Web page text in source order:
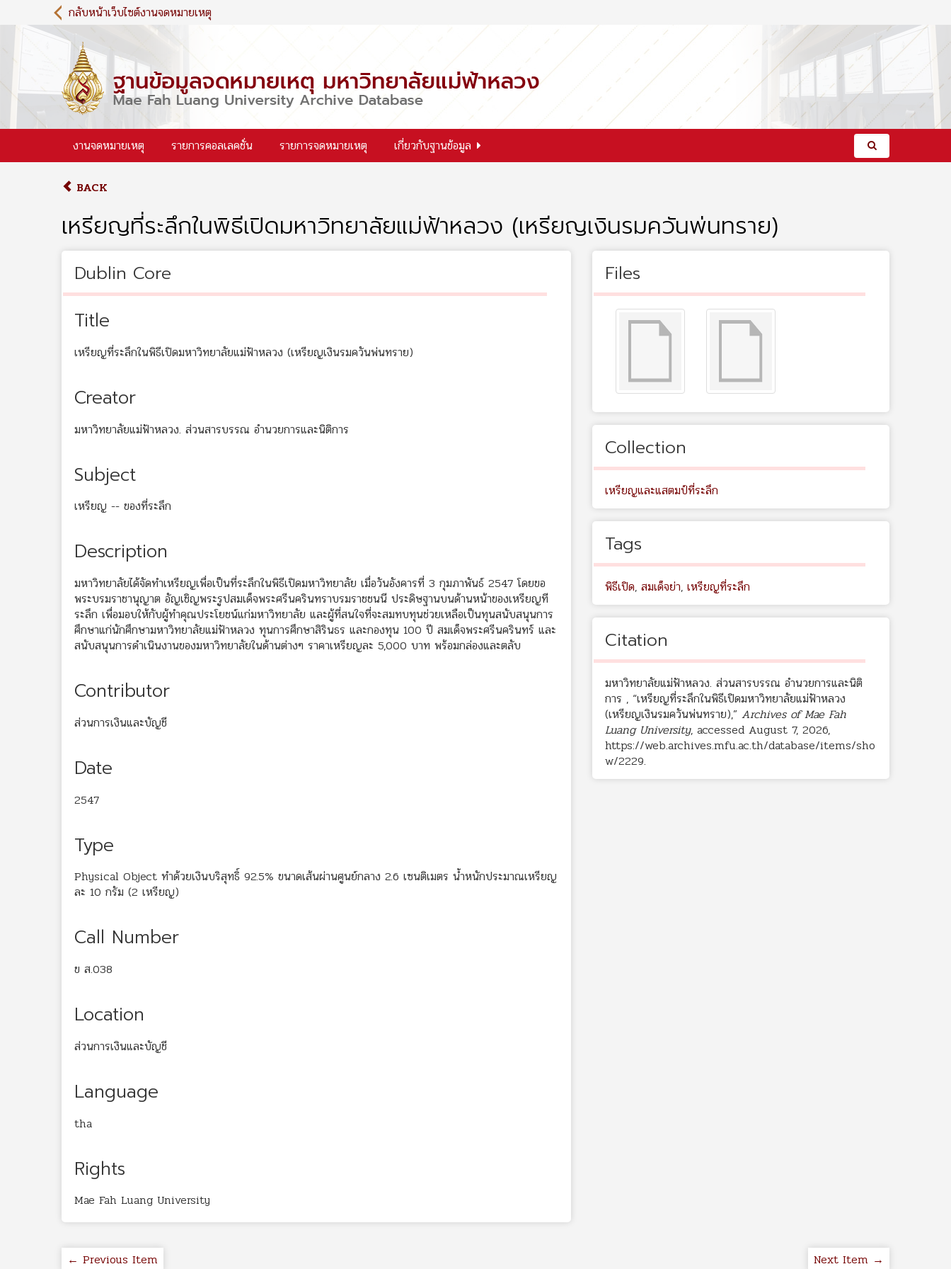
i
c
กลับหน้าเว็บไซต์งานจดหมายเหตุ
งานจดหมายเหตุ รายการคอลเลคชั่น รายการจดหมายเหตุ เกี่ยวกับฐานข้อมูล
BACK
เหรียญที่ระลึกในพิธีเปิดมหาวิทยาลัยแม่ฟ้าหลวง (เหรียญเงินรมควันพ่นทราย)
Dublin Core
Title
เหรียญที่ระลึกในพิธีเปิดมหาวิทยาลัยแม่ฟ้าหลวง (เหรียญเงินรมควันพ่นทราย)
Creator
มหาวิทยาลัยแม่ฟ้าหลวง. ส่วนสารบรรณ อำนวยการและนิติการ
Subject
เหรียญ -- ของที่ระลึก
Description
มหาวิทยาลัยได้จัดทำเหรียญเพื่อเป็นที่ระลึกในพิธีเปิดมหาวิทยาลัย เมื่อวันอังคารที่ 3 กุมภาพันธ์ 2547 โดยขอ
พระบรมราชานุญาต อัญเชิญพระรูปสมเด็จพระศรีนครินทราบรมราชชนนี ประดิษฐานบนด้านหน้าของเหรียญที
ระลึก เพื่อมอบให้กับผู้ทำคุณประโยชน์แก่มหาวิทยาลัย และผู้ที่สนใจที่จะสมทบทุนช่วยเหลือเป็นทุนสนับสนุนการ
ศึกษาแก่นักศึกษามหาวิทยาลัยแม่ฟ้าหลวง ทุนการศึกษาสิรินธร และกองทุน 100 ปี สมเด็จพระศรีนครินทร์ และ
สนับสนุนการดำเนินงานของมหาวิทยาลัยในด้านต่างๆ ราคาเหรียญละ 5,000 บาท พร้อมกล่องและตลับ
Contributor
ส่วนการเงินและบัญชี
Date
2547
Type
Physical Object ทำด้วยเงินบริสุทธิ์ 92.5% ขนาดเส้นผ่านศูนย์กลาง 2.6 เซนติเมตร น้ำหนักประมาณเหรียญ
ละ 10 กรัม (2 เหรียญ)
Call Number
ข ส.038
Location
ส่วนการเงินและบัญชี
Language
tha
Rights
Mae Fah Luang University
Files
Collection
เหรียญและแสตมป์ที่ระลึก
Tags
พิธีเปิด, สมเด็จย่า, เหรียญที่ระลึก
Citation
มหาวิทยาลัยแม่ฟ้าหลวง. ส่วนสารบรรณ อำนวยการและนิติ
การ , “เหรียญที่ระลึกในพิธีเปิดมหาวิทยาลัยแม่ฟ้าหลวง
(เหรียญเงินรมควันพ่นทราย),” Archives of Mae Fah
Luang University, accessed August 7, 2026,
https://web.archives.mfu.ac.th/database/items/sho
w/2229.
← Previous Item Next Item →